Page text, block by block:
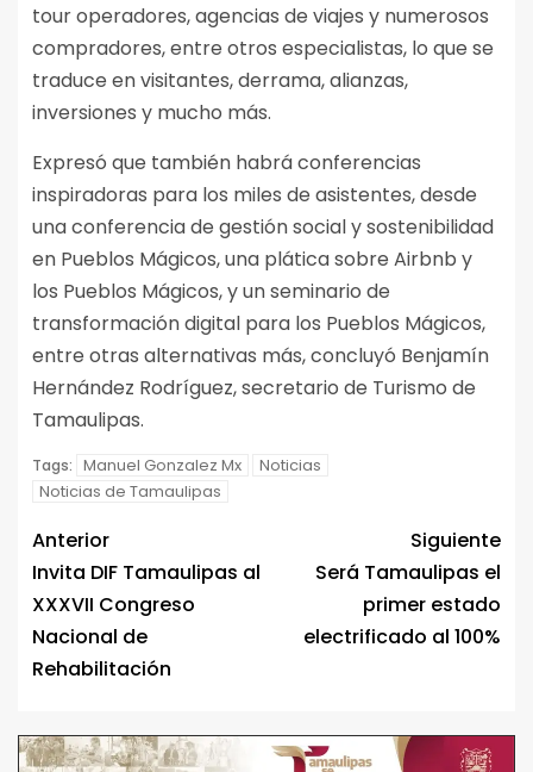
tour operadores, agencias de viajes y numerosos
compradores, entre otros especialistas, lo que se
traduce en visitantes, derrama, alianzas,
inversiones y mucho más.
Expresó que también habrá conferencias
inspiradoras para los miles de asistentes, desde
una conferencia de gestión social y sostenibilidad
en Pueblos Mágicos, una plática sobre Airbnb y
los Pueblos Mágicos, y un seminario de
transformación digital para los Pueblos Mágicos,
entre otras alternativas más, concluyó Benjamín
Hernández Rodríguez, secretario de Turismo de
Tamaulipas.
Tags: Manuel Gonzalez Mx
Noticias
Noticias de Tamaulipas
Anterior
Invita DIF Tamaulipas al
XXXVII Congreso
Nacional de
Rehabilitación
Siguiente
Será Tamaulipas el
primer estado
electrificado al 100%